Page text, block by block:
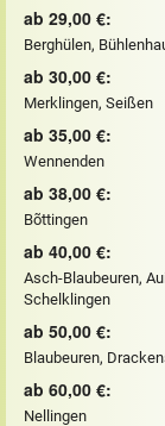
ab 29,00 €:
Berghülen,
ab 30,00 €:
Merklingen, Seißen
ab 35,00 €:
Wennenden
ab 38,00 €:
Bõttingen
ab 40,00 €:
Asch-Blaubeuren,
Schelklingen
ab 50,00 €:
Blaubeuren,
ab 60,00 €:
Nellingen